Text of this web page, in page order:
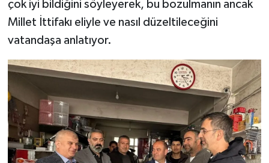
çok iyi bildiğini söyleyerek, bu bozulmanın ancak
Millet İttifakı eliyle ve nasıl düzeltileceğini
vatandaşa anlatıyor.